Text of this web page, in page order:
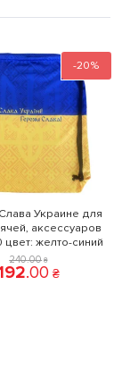
-20%
Украине для
аксессуаров
цвет: желто-синий
240.00 ₴
.00 ₴